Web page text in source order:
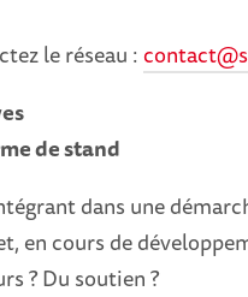
le réseau :
de stand
dans une
en cours de
? Du soutien ?